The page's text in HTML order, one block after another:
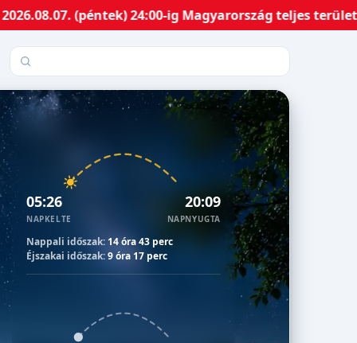
(péntek) 24:00-ig Magyarország teljes területén
Település keresése
05:26
NAPKELTE
20:09
NAPNYUGTA
Nappali időszak: 14 óra 43 perc
Éjszakai időszak:9 óra 17 perc